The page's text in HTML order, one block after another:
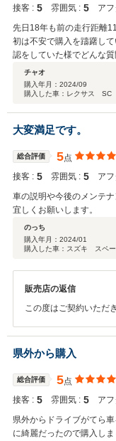
接客 : 5 雰囲気 : 5 ア
先日18年も前の走行距離
初は不安で購入を躊躇し
認をしていた様でどんな
いところ悪い所含めて）
ない様な内容の対応を県
き、本当に感謝していま
チャオ
購入年月： 2024/09
購入した車：レクサス SC
大変満足です。
総合評価 5点
接客 : 5 雰囲気 : 5 ア
車の説明や今後のメンテ
宜しくお願いします。
のっち
購入年月： 2024/01
購入した車：スズキ スペ
販売店の返信
この度はご契約いただ
きまして、社員一同心
お気軽にお立ち寄りく
県外から購入
総合評価 5点
接客 : 5 雰囲気 : 5 ア
県外からドライブがてら
に綺麗だったので購入し